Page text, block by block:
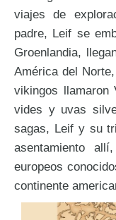
viajes de
padre, Leif se
Groenlandia,
América del
vikingos llamaron
vides y uvas
sagas, Leif y su
asentamiento
europeos
continente